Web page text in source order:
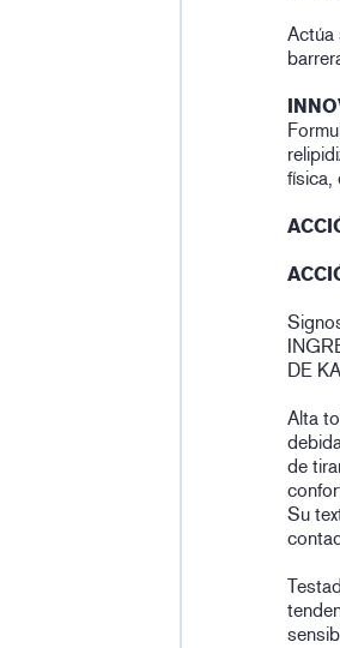
Actúa
física,
DE
Alta
de
Su